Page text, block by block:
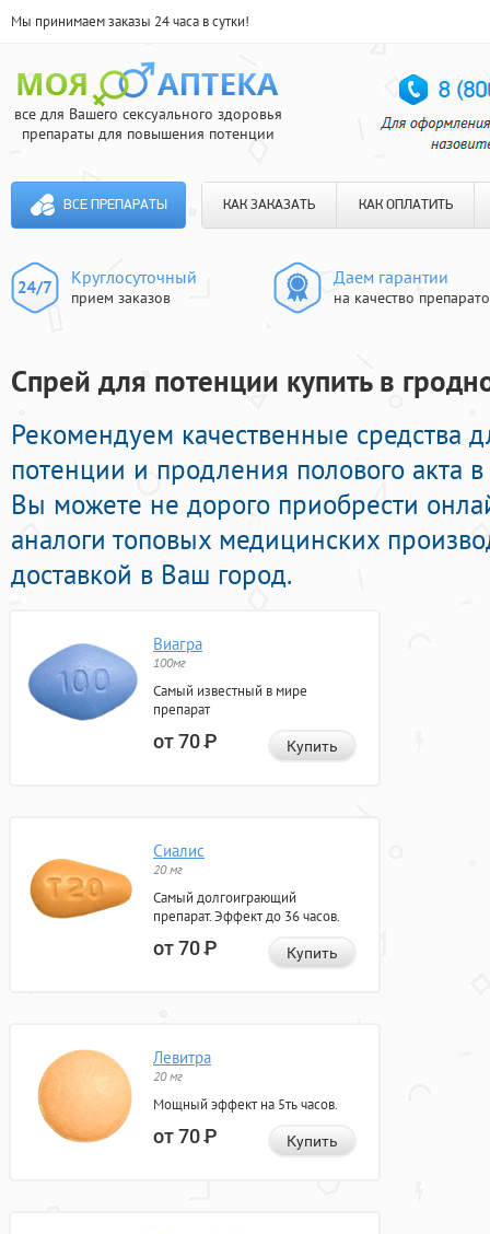
Мы принимаем заказы 24 часа в сутки!
все для Вашего сексуального здоровья
препараты для повышения потенции
ВСЕ ПРЕПАРАТЫ КАК ЗАКАЗАТЬ КАК ОПЛАТИТЬ
Круглосуточный
прием заказов
Даем гарантии
на качество
Спрей для потенции купить в
Рекомендуем качественные средства
потенции и продления полового акта
Вы можете не дорого приобрести
аналоги топовых медицинских
доставкой в Ваш город.
Виагра
100мг
Самый известный в мире
препарат
от 70Р Купить
Сиалис
20 мг
Самый долгоиграющий
препарат. Эффект до 36 часов.
от 70Р Купить
Левитра
20 мг
Мощный эффект на 5ть часов.
от 70Р Купить